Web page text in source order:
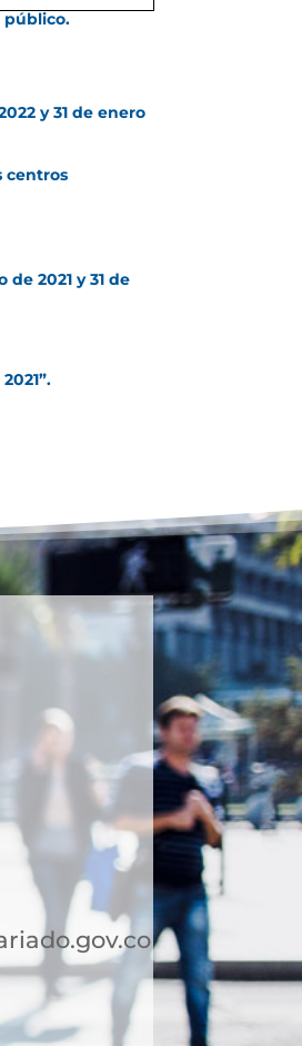
público.
y 31 de enero
centros
2021 y 31 de